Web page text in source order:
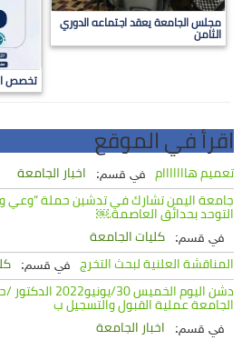
مجلس الجامعة يعقد اجتماعه الدوري
الثامن
تخصص
اقرأ في الموقع
تعميم هااااااام في قسم:
اخبار الجامعة
جامعة اليمن تشارك في تدشين حملة “وعي
التوحد بحدائق العاصمة.￼
في قسم:
كليات الجامعة
المناقشة العلنية لبحث التخرج
في قسم:
دشن اليوم
الجامعة عملية القبول والتسجيل ب
في قسم:
اخبار الجامعة